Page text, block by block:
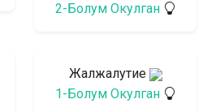
2-Болум Окулган
Жалжалутие
1-Болум Окулган